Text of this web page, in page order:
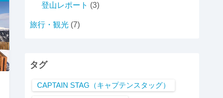
登山レポート (3)
旅行・観光 (7)
タグ
CAPTAIN STAG（キャプテンスタッグ）